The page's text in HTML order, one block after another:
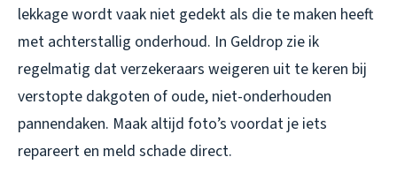
lekkage wordt vaak niet gedekt als die te maken heeft
met achterstallig onderhoud. In Geldrop zie ik
regelmatig dat verzekeraars weigeren uit te keren bij
verstopte dakgoten of oude, niet-onderhouden
pannendaken. Maak altijd foto’s voordat je iets
repareert en meld schade direct.